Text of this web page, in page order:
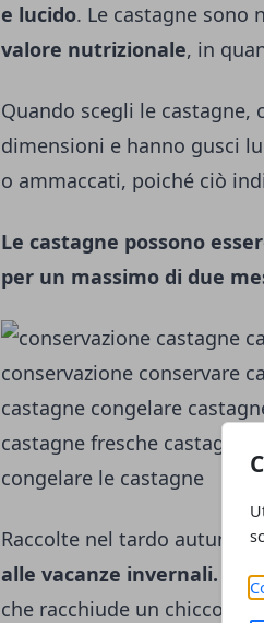
e lucido. Le castagne sono
valore nutrizionale, in
Quando scegli le castagne,
dimensioni e hanno gusci
o ammaccati, poiché ciò
Le castagne possono
per un massimo di due
Raccolte nel tardo
alle vacanze invernali.
che racchiude un chicco